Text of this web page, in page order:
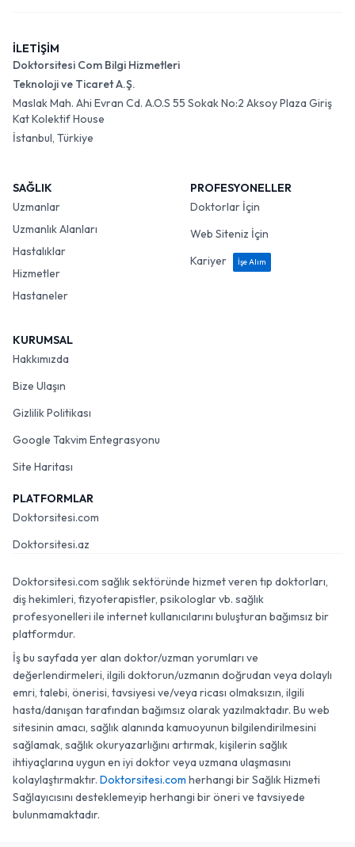
İLETİŞİM
Doktorsitesi Com Bilgi Hizmetleri
Teknoloji ve Ticaret A.Ş.
Maslak Mah. Ahi Evran Cd. A.O.S 55 Sokak No:2 Aksoy Plaza Giriş
Kat Kolektif House
İstanbul, Türkiye
SAĞLIK
Uzmanlar
Uzmanlık Alanları
Hastalıklar
Hizmetler
Hastaneler
PROFESYONELLER
Doktorlar İçin
Web Siteniz İçin
Kariyer
İşe Alım
KURUMSAL
Hakkımızda
Bize Ulaşın
Gizlilik Politikası
Google Takvim Entegrasyonu
Site Haritası
PLATFORMLAR
Doktorsitesi.com
Doktorsitesi.az
Doktorsitesi.com sağlık sektöründe hizmet veren tıp doktorları,
diş hekimleri, fizyoterapistler, psikologlar vb. sağlık
profesyonelleri ile internet kullanıcılarını buluşturan bağımsız bir
platformdur.
İş bu sayfada yer alan doktor/uzman yorumları ve
değerlendirmeleri, ilgili doktorun/uzmanın doğrudan veya dolaylı
emri, talebi, önerisi, tavsiyesi ve/veya ricası olmaksızın, ilgili
hasta/danışan tarafından bağımsız olarak yazılmaktadır. Bu web
sitesinin amacı, sağlık alanında kamuoyunun bilgilendirilmesini
sağlamak, sağlık okuryazarlığını artırmak, kişilerin sağlık
ihtiyaçlarına uygun en iyi doktor veya uzmana ulaşmasını
kolaylaştırmaktır. Doktorsitesi.com herhangi bir Sağlık Hizmeti
Sağlayıcısını desteklemeyip herhangi bir öneri ve tavsiyede
bulunmamaktadır.